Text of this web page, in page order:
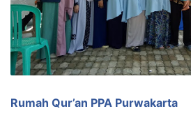
Rumah Qur’an PPA Purwakarta